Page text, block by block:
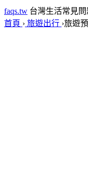
faqs.tw 台灣生活常見問
首頁 › 旅遊出行 ›旅遊